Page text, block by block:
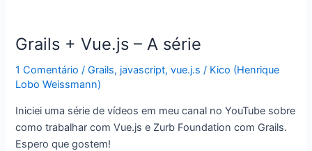
Grails + Vue.js – A série
1 Comentário /Grails, javascript,vue.j.s / Kico (Henrique
Lobo Weissmann)
Iniciei uma série de vídeos em meu canal no YouTube sobre
como trabalhar com Vue.js e Zurb Foundation com Grails.
Espero que gostem!